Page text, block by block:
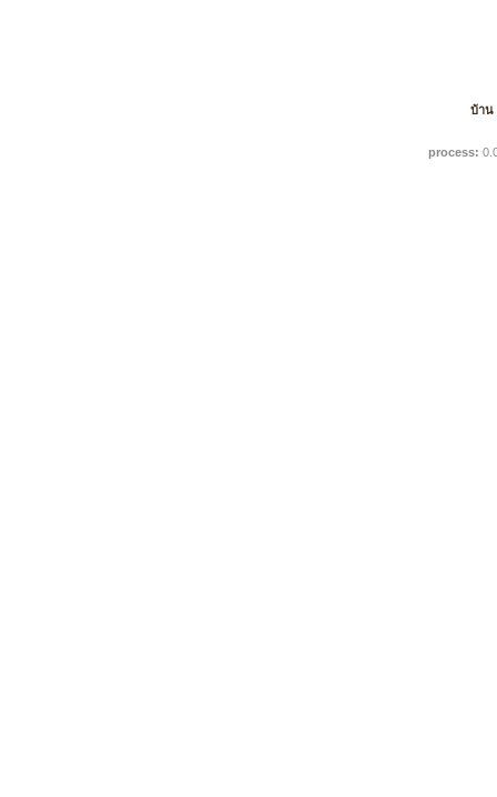
บ้าน
process: